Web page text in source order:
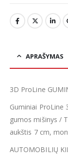
APRAŠYMAS
3D ProLine
Guminiai ProLine
gumos mišinys /
aukštis 7 cm,
AUTOMOBILIŲ